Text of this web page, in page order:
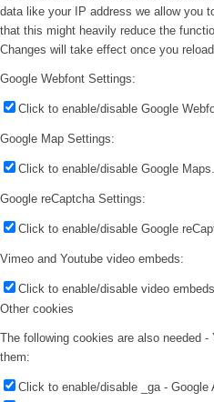
data like your IP address we allow you
that this might heavily reduce the
Changes will take effect once you
Google Webfont Settings:
Click to enable/disable Google
Google Map Settings:
Click to enable/disable Google Maps.
Google reCaptcha Settings:
Click to enable/disable Google
Vimeo and Youtube video embeds:
Click to enable/disable video embeds.
Other cookies
The following cookies are also needed
them:
Click to enable/disable _ga - Google